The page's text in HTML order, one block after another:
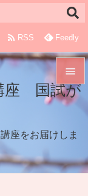
座 国試が
座をお届けしま




 RSS Feedly